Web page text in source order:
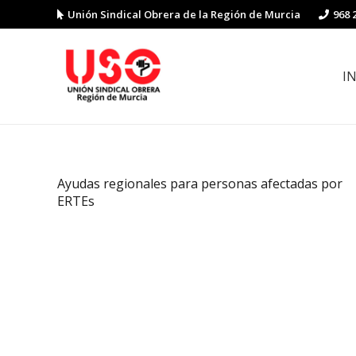
Unión Sindical Obrera de la Región de Murcia 968
Ayudas regionales para personas afectadas por
ERTEs